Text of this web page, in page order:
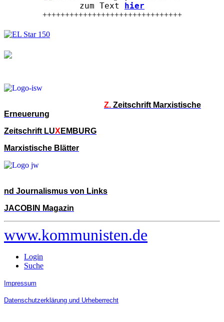
zum Text hier
+++++++++++++++++++++++++++++++
Z. Zeitschrift Marxistische
Erneuerung
Zeitschrift LUX EMBURG
Marxistische Blätter
nd Journalismus von Links
JACOBIN Magazin
www.kommunisten.de
Login
Suche
Impressum
Datenschutzerklärung und Urheberrecht